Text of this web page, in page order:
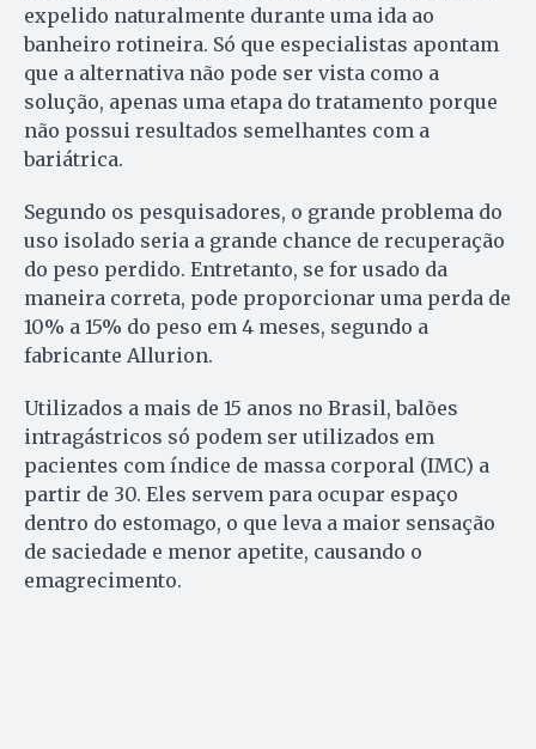
expelido naturalmente durante uma ida ao
banheiro rotineira. Só que especialistas apontam
que a alternativa não pode ser vista como a
solução, apenas uma etapa do tratamento porque
não possui resultados semelhantes com a
bariátrica.
Segundo os pesquisadores, o grande problema do
uso isolado seria a grande chance de recuperação
do peso perdido. Entretanto, se for usado da
maneira correta, pode proporcionar uma perda de
10% a 15% do peso em 4 meses, segundo a
fabricante Allurion.
Utilizados a mais de 15 anos no Brasil, balões
intragástricos só podem ser utilizados em
pacientes com índice de massa corporal (IMC) a
partir de 30. Eles servem para ocupar espaço
dentro do estomago, o que leva a maior sensação
de saciedade e menor apetite, causando o
emagrecimento.